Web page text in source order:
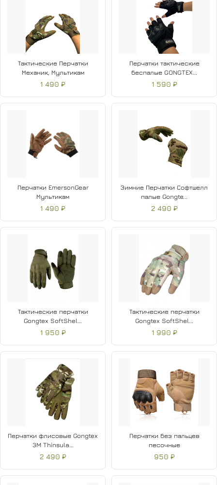
Тактические Перчатки
Механик, Мультикам
1 490 ₽
Перчатки тактические
беспалые GONGTEX...
1 590 ₽
Перчатки EmersonGear
Мультикам
1 490 ₽
Зимние Перчатки Софтшелл
палые Gongte...
2 490 ₽
Тактические перчатки
Gongtex SoftShel...
1 950 ₽
Тактические перчатки
Gongtex SoftShel...
1 990 ₽
Перчатки флисовые Gongtex
3M Thinsula...
2 490 ₽
Перчатки без пальцев
песочные
950 ₽